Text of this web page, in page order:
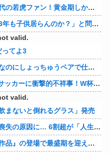
しか知らない現代のファン事情と驚きのリアル
んのか？」と問い詰めた結果ｗｗｗｗ 他
valid.
ってよ3
人で出張に行ったり。なんで「今度の出張は一人で行く」って嘘つくのかな
でレフリーへの性的接待発覚！海外騒然！【海外の反応】
valid.
まないと倒れるグラス」発売
因に… 6割超が「人生の敗者」自認
登場で最盛期を迎えてしまう…